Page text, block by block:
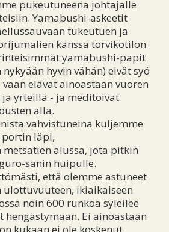
pukeutuneena johtajalle
Yamabushi-askeetit
tukeutuen ja
kanssa torvikotilon
yamabushi-papit
hyvin vähän) eivät syö
elävät ainoastaan vuoren
yrteillä - ja meditoivat
alla.
vahvistuneina kuljemme
läpi,
alussa, jota pitkin
sanin huipulle.
että olemme astuneet
ulottuvuuteen, ikiaikaiseen
noin 600 runkoa syleilee
hengästymään. Ei ainoastaan
kukaan ei ole koskenut